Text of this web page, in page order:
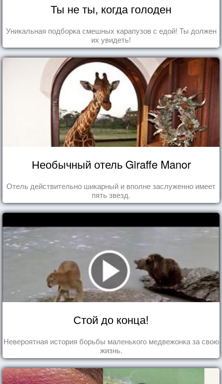
Ты не ты, когда голоден
Уникальная подборка смешных карапузов с едой! Ты должен
их увидеть!
Необычный отель Giraffe Manor
Отель действительно шикарный и вполне заслуженно имеет
пять звезд.
Стой до конца!
Невероятная история борьбы маленького медвежонка за свою
жизнь.